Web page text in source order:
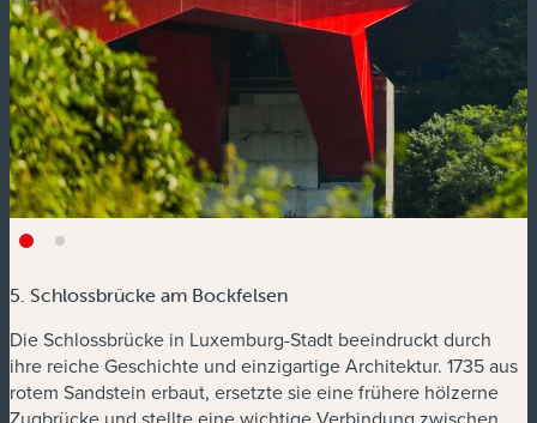
5. Schlossbrücke am Bockfelsen
Die Schlossbrücke in Luxemburg-Stadt beeindruckt durch
ihre reiche Geschichte und einzigartige Architektur. 1735 aus
rotem Sandstein erbaut, ersetzte sie eine frühere hölzerne